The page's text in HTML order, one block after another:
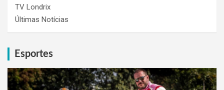
TV Londrix
Últimas Notícias
Esportes